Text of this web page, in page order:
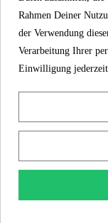
Farbe
Anschlussart
Breite
Höhe
Länge
Rahmen Deiner
der Verwendung
Verarbeitung Ihrer
Einwilligung